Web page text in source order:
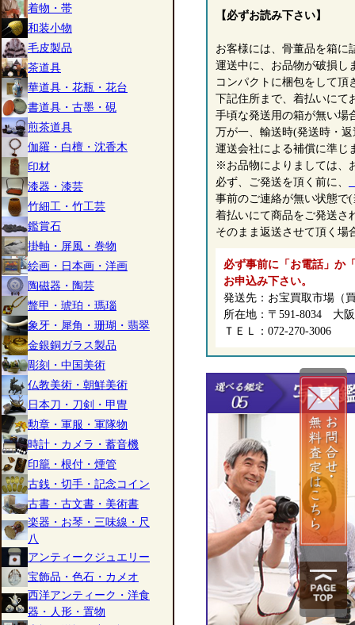
着物・帯
和装小物
毛皮製品
茶道具
華道具・花瓶・花台
書道具・古墨・硯
煎茶道具
伽羅・白檀・沈香木
印材
漆器・漆芸
竹細工・竹工芸
鑑賞石
掛軸・屏風・巻物
絵画・日本画・洋画
陶磁器・陶芸
鼈甲・琥珀・瑪瑙
象牙・犀角・珊瑚・翡翠
金銀銅ガラス製品
彫刻・中国美術
仏教美術・朝鮮美術
日本刀・刀剣・甲冑
勲章・軍服・軍隊物
時計・カメラ・蓄音機
印籠・根付・煙管
古銭・切手・記念コイン
古書・古文書・美術書
楽器・お琴・三味線・尺
八
アンティークジュエリー
宝飾品・色石・カメオ
西洋アンティーク・洋食
器・人形・置物
【必ずお読み下さい】
お客様には、骨董品を箱に
運送中に、お品物が破損し
コンパクトに梱包をして頂
下記住所まで、着払いにて
手頃な発送用の箱が無い場
万が一、輸送時(発送時・
運送会社による補償に準じ
※お品物によりましては、
必ず、ご発送を頂く前に、
事前のご連絡が無い状態で
着払いにて商品をご発送さ
そのまま返送させて頂く場
必ず事前に「お電話」か
お申込み下さい。
発送先：お宝買取市場（
所在地：〒591-8034 大
ＴＥＬ：072-270-3006